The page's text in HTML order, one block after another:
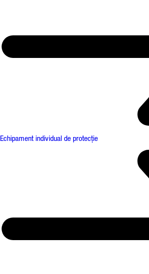
Echipament individual de protecție